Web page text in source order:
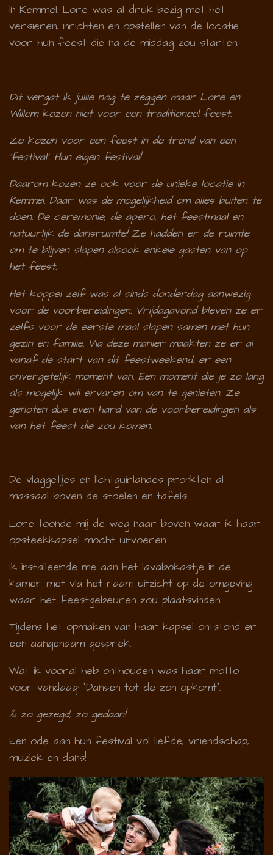
in Kemmel. Lore was al druk bezig met het
versieren, inrichten en opstellen van de locatie
voor hun feest die na de middag zou starten.
Dit vergat ik jullie nog te zeggen maar Lore en
Willem kozen niet voor een traditioneel feest.
Ze kozen voor een feest in de trend van een
'festival'. Hun eigen festival!
Daarom kozen ze ook voor de unieke locatie in
Kemmel. Daar was de mogelijkheid om alles buiten te
doen. De ceremonie, de apero, het feestmaal en
natuurlijk de dansruimte! Ze hadden er de ruimte
om te blijven slapen alsook enkele gasten van op
het feest.
Het koppel zelf was al sinds donderdag aanwezig
voor de voorbereidingen. Vrijdagavond bleven ze er
zelfs voor de eerste maal slapen samen met hun
gezin en familie. Via deze manier maakten ze er al
vanaf de start van dit feestweekend, er een
onvergetelijk moment van. Een moment die je zo lang
als mogelijk wil ervaren om van te genieten. Ze
genoten dus even hard van de voorbereidingen als
van het feest die zou komen.
De vlaggetjes en lichtguirlandes pronkten al
massaal boven de stoelen en tafels.
Lore toonde mij de weg naar boven waar ik haar
opsteekkapsel mocht uitvoeren.
Ik installeerde me aan het lavabokastje in de
kamer met via het raam uitzicht op de omgeving
waar het feestgebeuren zou plaatsvinden.
Tijdens het opmaken van haar kapsel ontstond er
een aangenaam gesprek.
Wat ik vooral heb onthouden was haar motto
voor vandaag: "Dansen tot de zon opkomt".
& zo gezegd, zo gedaan!
Een ode aan hun festival vol liefde, vriendschap,
muziek en dans!